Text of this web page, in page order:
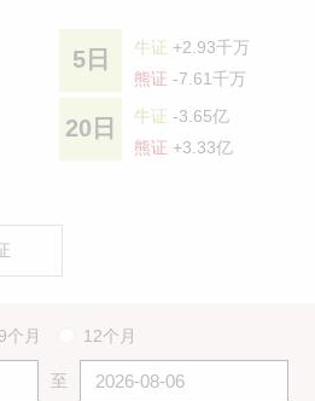
5日 牛证 +2.93千万
熊证 -7.61千万
20日 牛证 -3.65亿
熊证 +3.33亿
9个月 12个月
至